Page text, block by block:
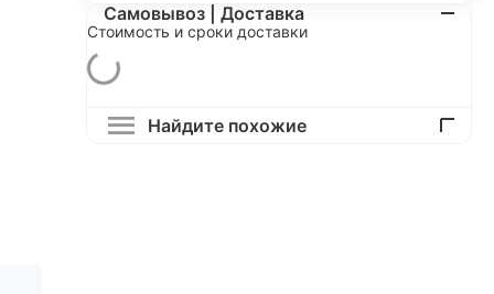
Самовывоз | Доставка
Стоимость и сроки доставки
Найдите похожие